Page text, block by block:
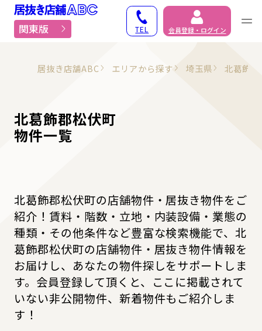
居抜き物件・貸店舗で
関東版 TEL 会員登録・ログイン
居抜き店舗ABC エリアから探す 埼玉県 北葛飾
北葛飾郡松伏町
物件一覧
北葛飾郡松伏町の店舗物件・居抜き物件をご
紹介！賃料・階数・立地・内装設備・業態の
種類・その他条件など豊富な検索機能で、北
葛飾郡松伏町の店舗物件・居抜き物件情報を
お届けし、あなたの物件探しをサポートしま
す。会員登録して頂くと、ここに掲載されて
いない非公開物件、新着物件もご紹介しま
す！